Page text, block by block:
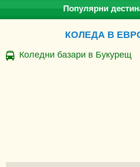
Популярни
КОЛЕДА В
Коледни базари в Букурещ